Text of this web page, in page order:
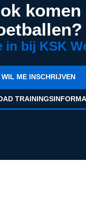
komen
in bij KSK
WIL ME INSCHRIJVEN